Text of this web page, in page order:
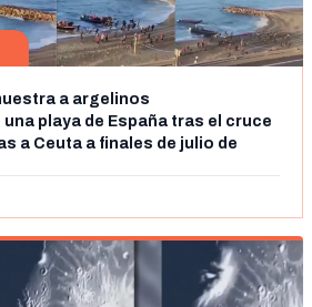
a argelinos
playa de España tras el cruce
a Ceuta a finales de julio de